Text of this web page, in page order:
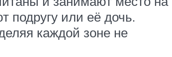
подругу или её дочь.
каждой зоне не